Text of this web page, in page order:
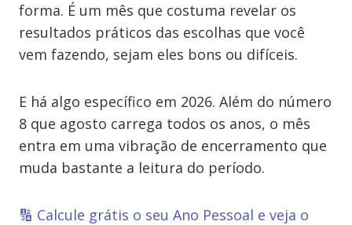
forma. É um mês que costuma revelar os
resultados práticos das escolhas que você
vem fazendo, sejam eles bons ou difíceis.
E há algo específico em 2026. Além do número
8 que agosto carrega todos os anos, o mês
entra em uma vibração de encerramento que
muda bastante a leitura do período.
🔢 Calcule grátis o seu Ano Pessoal e veja o